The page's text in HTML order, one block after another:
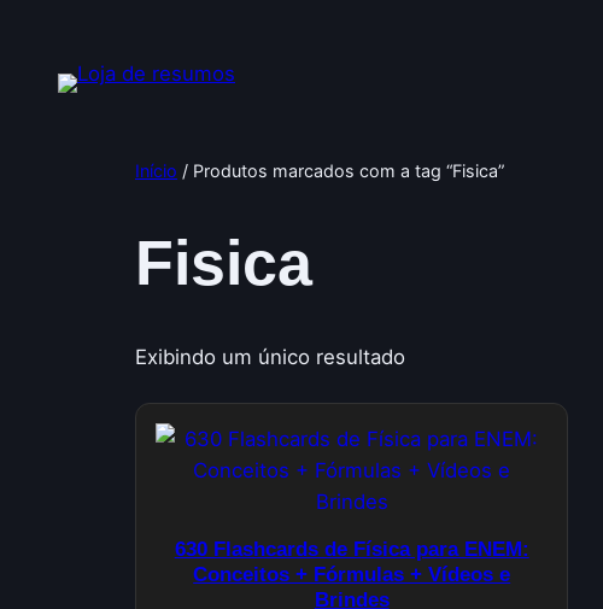
Início / Produtos marcados com a tag “Fisica”
Fisica
Exibindo um único resultado
630 Flashcards de Física para ENEM:
Conceitos + Fórmulas + Vídeos e
Brindes